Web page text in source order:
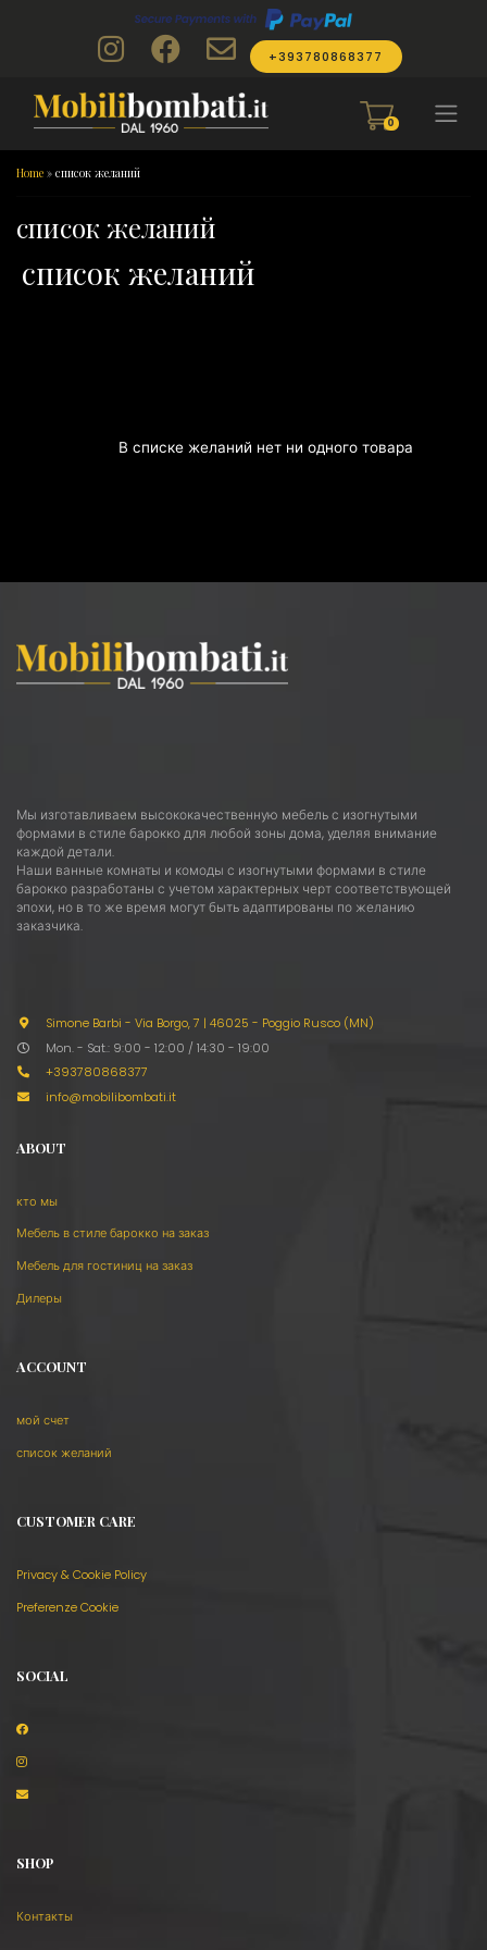
+393780868377
0
Home » список желаний
список желаний
список желаний
В списке желаний нет ни одного товара
Мы изготавливаем высококачественную мебель с изогнутыми
формами в стиле барокко для любой зоны дома, уделяя внимание
каждой детали.
Наши ванные комнаты и комоды с изогнутыми формами в стиле
барокко разработаны с учетом характерных черт соответствующей
эпохи, но в то же время могут быть адаптированы по желанию
заказчика.
Simone Barbi - Via Borgo, 7 |46025 - Poggio Rusco (MN)
Mon. - Sat.: 9:00 - 12:00 / 14:30 - 19:00
+393780868377
info@mobilibombati.it
ABOUT
кто мы
Мебель в стиле барокко на заказ
Мебель для гостиниц на заказ
Дилеры
ACCOUNT
мой счет
список желаний
CUSTOMER CARE
Privacy & Cookie Policy
Preferenze Cookie
SOCIAL
SHOP
Контакты